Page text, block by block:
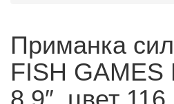
Приманка
FISH GAMES